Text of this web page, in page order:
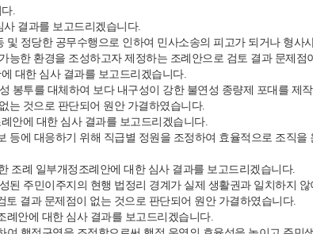
.
결과를 보고드리겠습니다.
정당한 공무수행으로 인하여 민사소송의 피고가 되거나 형사
능한 환경을 조성하고자 제정하는 조례안으로 검토 결과 문제
대한 심사 결과를 보고드리겠습니다.
봉투를 대체하여 보다 내구성이 강한 불연성 종량제 포대를 제
는 것으로 판단되어 원안 가결하였습니다.
안에 대한 심사 결과를 보고드리겠습니다.
등에 대응하기 위해 직급별 정원을 조정하여 효율적으로 조직
조례 일부개정조례안에 대한 심사 결과를 보고드리겠습니다.
된 주민이주지의 현행 법정리 경계가 실제 생활권과 일치하지
결과 문제점이 없는 것으로 판단되어 원안 가결하였습니다.
례안에 대한 심사 결과를 보고드리겠습니다.